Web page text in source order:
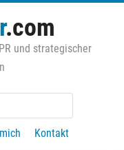
.com
und strategischer
Kontakt